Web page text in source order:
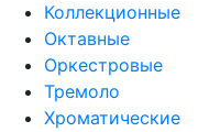
Коллекционные
Октавные
Оркестровые
Тремоло
Хроматические